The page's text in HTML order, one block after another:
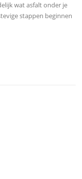
wat asfalt onder je
stappen beginnen